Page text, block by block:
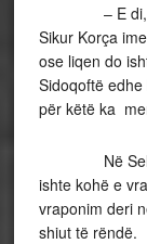
– E di, –
Sikur Korça
ose liqen do
Sidoqoftë
për këtë ka
Në Selanik
ishte kohë e
vraponim deri
shiut të rëndë.